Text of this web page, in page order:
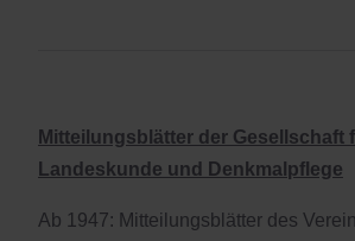
Mitteilungsblätter der Gesellschaft
Landeskunde und Denkmalpflege
Ab 1947: Mitteilungsblätter des